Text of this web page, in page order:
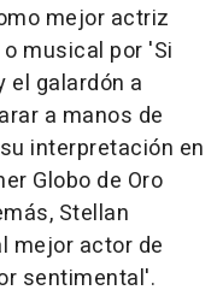
mejor actriz
musical por 'Si
el galardón a
a manos de
interpretación en
Globo de Oro
Stellan
mejor actor de
sentimental'.